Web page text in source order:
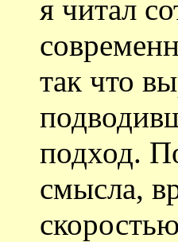
я читал
так что
подход.
смысла,